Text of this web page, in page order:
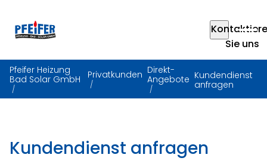
Sie uns
Pfeifer Heizung
Bad Solar GmbH
Privatkunden Direkt-
Angebote Kundendienst
anfragen
Kundendienst anfragen